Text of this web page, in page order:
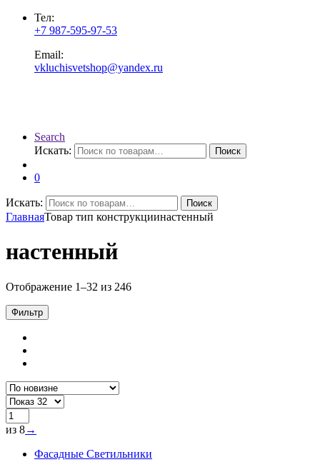
Тел:
+7 987-595-97-53
Email:
vkluchisvetshop@yandex.ru
Search
Искать:
Поиск
0
Искать: Поиск
ГлавнаяТовар тип конструкциинастенный
настенный
Отображение 1–32 из 246
Фильтр
из 8→
Фасадные Светильники